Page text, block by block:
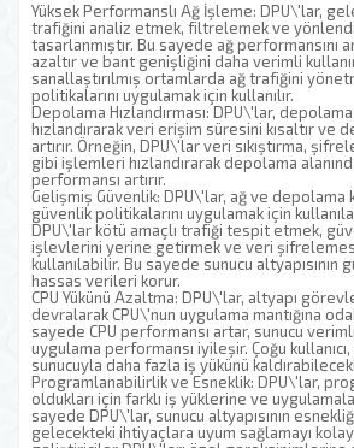
Yüksek Performanslı Ağ İşleme: DPU\'lar,
trafiğini analiz etmek, filtrelemek ve
tasarlanmıştır. Bu sayede ağ performansını
azaltır ve bant genişliğini daha verimli
sanallaştırılmış ortamlarda ağ trafiğini
politikalarını uygulamak için kullanılır.
Depolama Hızlandırması: DPU\'lar,
hızlandırarak veri erişim süresini kısaltır ve
artırır. Örneğin, DPU\'lar veri sıkıştırma,
gibi işlemleri hızlandırarak depolama
performansı artırır.
Gelişmiş Güvenlik: DPU\'lar, ağ ve depolama
güvenlik politikalarını uygulamak için
DPU\'lar kötü amaçlı trafiği tespit etmek,
işlevlerini yerine getirmek ve veri
kullanılabilir. Bu sayede sunucu altyapısının
hassas verileri korur.
CPU Yükünü Azaltma: DPU\'lar, altyapı
devralarak CPU\'nun uygulama mantığına
sayede CPU performansı artar, sunucu
uygulama performansı iyileşir. Çoğu
sunucuyla daha fazla iş yükünü
Programlanabilirlik ve Esneklik: DPU\'lar,
oldukları için farklı iş yüklerine ve
sayede DPU\'lar, sunucu altyapısının
gelecekteki ihtiyaçlara uyum sağlamayı